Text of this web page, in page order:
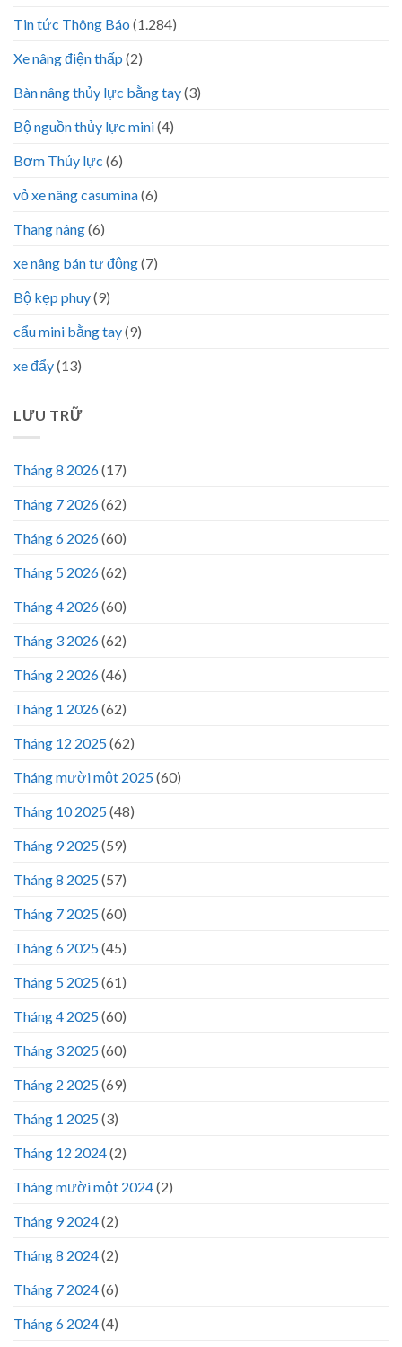
Tin tức Thông Báo (1.284)
Xe nâng điện thấp (2)
Bàn nâng thủy lực bằng tay(3)
Bộ nguồn thủy lực mini(4)
Bơm Thủy lực (6)
vỏ xe nâng casumina(6)
Thang nâng(6)
xe nâng bán tự động(7)
Bộ kẹp phuy(9)
cẩu mini bằng tay(9)
xe đẩy(13)
LƯU TRỮ
Tháng 8 2026(17)
Tháng 7 2026(62)
Tháng 6 2026(60)
Tháng 5 2026(62)
Tháng 4 2026(60)
Tháng 3 2026(62)
Tháng 2 2026(46)
Tháng 1 2026(62)
Tháng 12 2025(62)
Tháng mười một 2025(60)
Tháng 10 2025(48)
Tháng 9 2025(59)
Tháng 8 2025(57)
Tháng 7 2025(60)
Tháng 6 2025(45)
Tháng 5 2025(61)
Tháng 4 2025(60)
Tháng 3 2025(60)
Tháng 2 2025(69)
Tháng 1 2025(3)
Tháng 12 2024(2)
Tháng mười một 2024(2)
Tháng 9 2024(2)
Tháng 8 2024(2)
Tháng 7 2024(6)
Tháng 6 2024(4)